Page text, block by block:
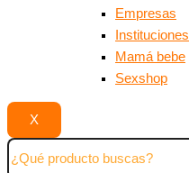
Empresas
Instituciones
Mamá bebe
Sexshop
X